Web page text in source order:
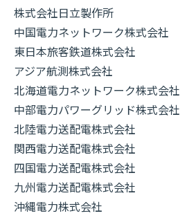
株式会社日立製作所
中国電力ネットワーク株式会社
東日本旅客鉄道株式会社
アジア航測株式会社
北海道電力ネットワーク株式会社
中部電力パワーグリッド株式会社
北陸電力送配電株式会社
関西電力送配電株式会社
四国電力送配電株式会社
九州電力送配電株式会社
沖縄電力株式会社